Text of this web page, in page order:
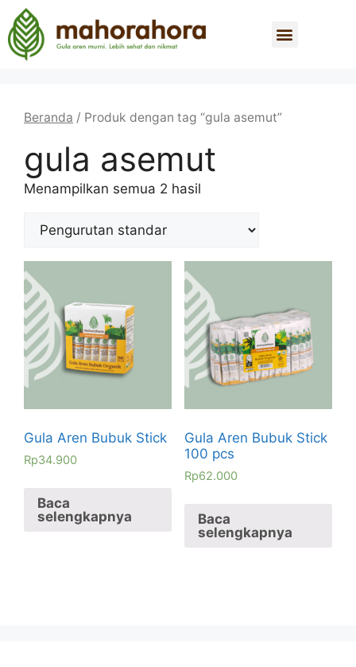
Beranda / Produk dengan tag “gula asemut”
gula asemut
Menampilkan semua 2 hasil
Gula Aren Bubuk Stick
Rp34.900
Baca
selengkapnya
Gula Aren Bubuk Stick
100 pcs
Rp62.000
Baca
selengkapnya